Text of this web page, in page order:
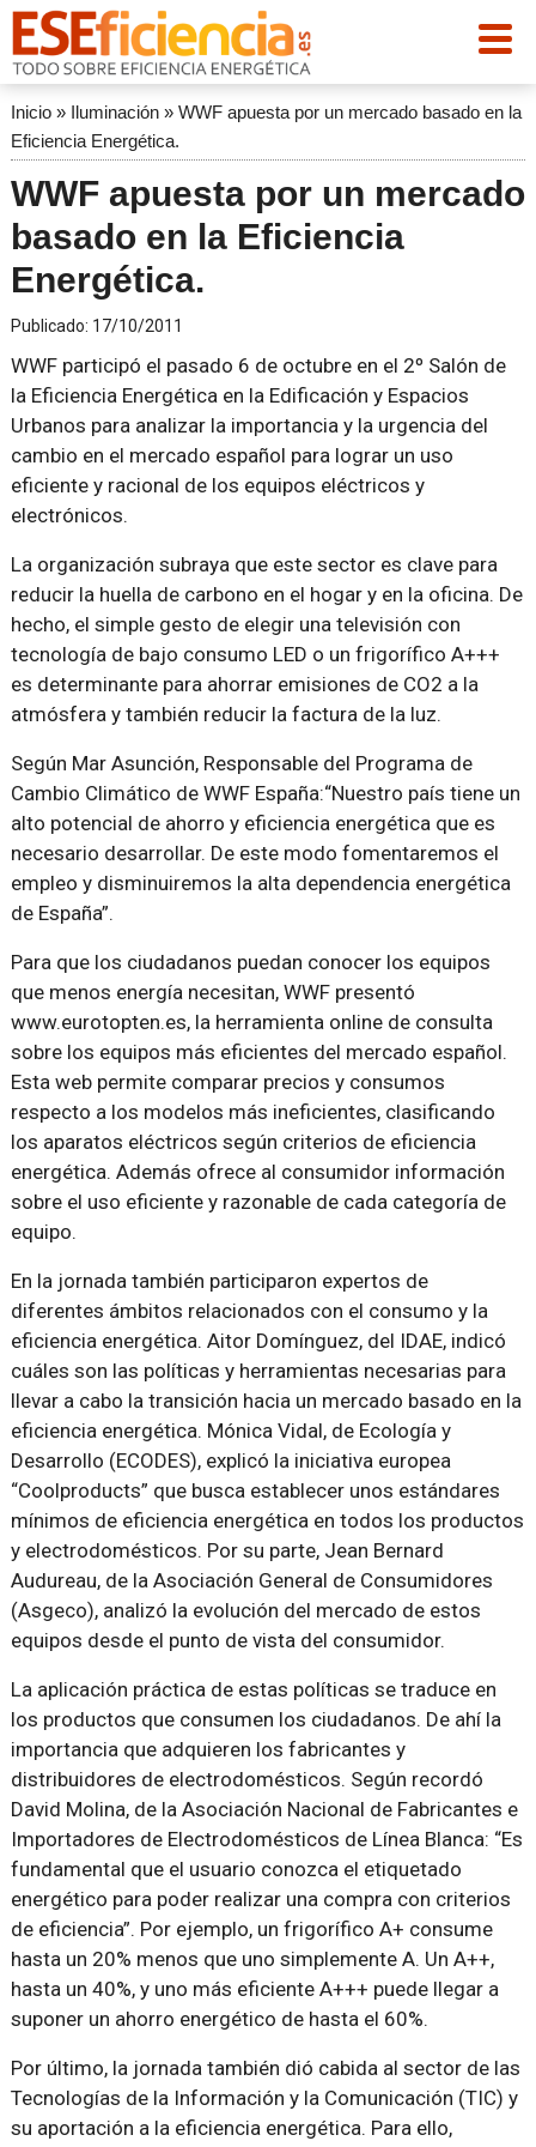
Inicio» Iluminación» WWF apuesta por un mercado basado en la
Eficiencia Energética.
WWF apuesta por un mercado
basado en la Eficiencia
Energética.
Publicado: 17/10/2011
WWF participó el pasado 6 de octubre en el 2º Salón de
la Eficiencia Energética en la Edificación y Espacios
Urbanos para analizar la importancia y la urgencia del
cambio en el mercado español para lograr un uso
eficiente y racional de los equipos eléctricos y
electrónicos.
La organización subraya que este sector es clave para
reducir la huella de carbono en el hogar y en la oficina. De
hecho, el simple gesto de elegir una televisión con
tecnología de bajo consumo LED o un frigorífico A+++
es determinante para ahorrar emisiones de CO2 a la
atmósfera y también reducir la factura de la luz.
Según Mar Asunción, Responsable del Programa de
Cambio Climático de WWF España:“Nuestro país tiene un
alto potencial de ahorro y eficiencia energética que es
necesario desarrollar. De este modo fomentaremos el
empleo y disminuiremos la alta dependencia energética
de España”.
Para que los ciudadanos puedan conocer los equipos
que menos energía necesitan, WWF presentó
www.eurotopten.es, la herramienta online de consulta
sobre los equipos más eficientes del mercado español.
Esta web permite comparar precios y consumos
respecto a los modelos más ineficientes, clasificando
los aparatos eléctricos según criterios de eficiencia
energética. Además ofrece al consumidor información
sobre el uso eficiente y razonable de cada categoría de
equipo.
En la jornada también participaron expertos de
diferentes ámbitos relacionados con el consumo y la
eficiencia energética. Aitor Domínguez, del IDAE, indicó
cuáles son las políticas y herramientas necesarias para
llevar a cabo la transición hacia un mercado basado en la
eficiencia energética. Mónica Vidal, de Ecología y
Desarrollo (ECODES), explicó la iniciativa europea
“Coolproducts” que busca establecer unos estándares
mínimos de eficiencia energética en todos los productos
y electrodomésticos. Por su parte, Jean Bernard
Audureau, de la Asociación General de Consumidores
(Asgeco), analizó la evolución del mercado de estos
equipos desde el punto de vista del consumidor.
La aplicación práctica de estas políticas se traduce en
los productos que consumen los ciudadanos. De ahí la
importancia que adquieren los fabricantes y
distribuidores de electrodomésticos. Según recordó
David Molina, de la Asociación Nacional de Fabricantes e
Importadores de Electrodomésticos de Línea Blanca: “Es
fundamental que el usuario conozca el etiquetado
energético para poder realizar una compra con criterios
de eficiencia”. Por ejemplo, un frigorífico A+ consume
hasta un 20% menos que uno simplemente A. Un A++,
hasta un 40%, y uno más eficiente A+++ puede llegar a
suponer un ahorro energético de hasta el 60%.
Por último, la jornada también dió cabida al sector de las
Tecnologías de la Información y la Comunicación (TIC) y
su aportación a la eficiencia energética. Para ello,